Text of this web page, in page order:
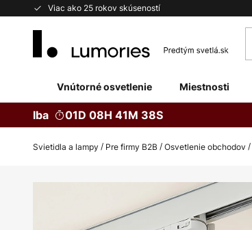
Viac ako 25 rokov skúseností
Skip
Vnútorné osvetlenie Miestnosti
Iba 01D 08H 41M 37S
Svietidla a lampy Pre firmy B2B Osvetlenie obchodov